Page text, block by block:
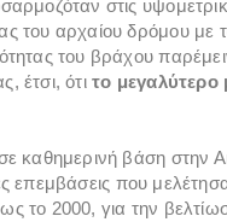
στις
του αρχαίου δρόμου
του βράχου
έτσι, ότιτο
καθημερινή βάση στην
επεμβάσεις που
το 2000, για την